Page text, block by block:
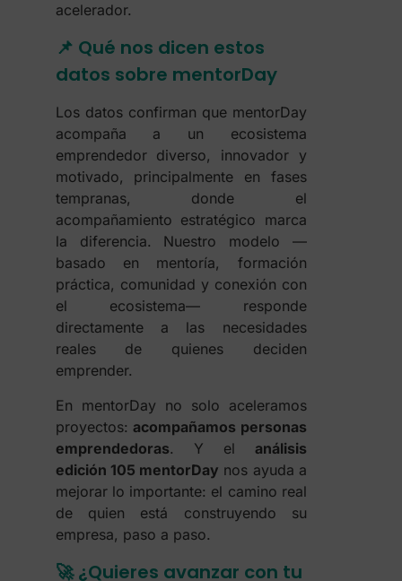
acelerador.
📌 Qué nos dicen estos
datos sobre mentorDay
Los datos confirman que mentorDay
acompaña a un ecosistema
emprendedor diverso, innovador y
motivado, principalmente en fases
tempranas, donde el
acompañamiento estratégico marca
la diferencia. Nuestro modelo —
basado en mentoría, formación
práctica, comunidad y conexión con
el ecosistema— responde
directamente a las necesidades
reales de quienes deciden
emprender.
En mentorDay no solo aceleramos
proyectos:acompañamos personas
emprendedoras. Y el análisis
edición 105 mentorDay nos ayuda a
mejorar lo importante: el camino real
de quien está construyendo su
empresa, paso a paso.
🚀 ¿Quieres avanzar con tu